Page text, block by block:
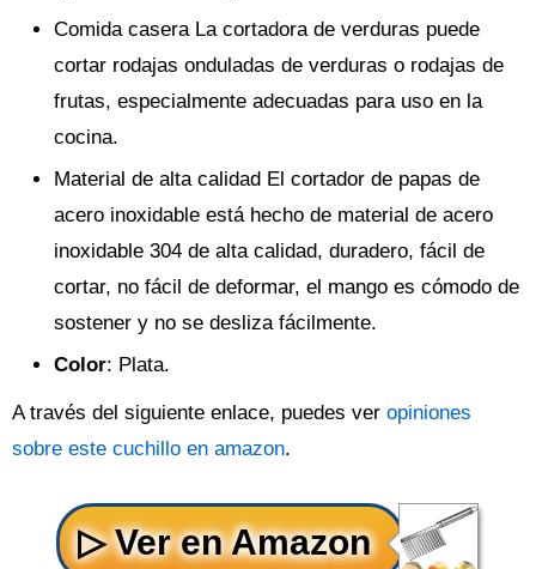
Comida casera La cortadora de verduras puede
cortar rodajas onduladas de verduras o rodajas de
frutas, especialmente adecuadas para uso en la
cocina.
Material de alta calidad El cortador de papas de
acero inoxidable está hecho de material de acero
inoxidable 304 de alta calidad, duradero, fácil de
cortar, no fácil de deformar, el mango es cómodo de
sostener y no se desliza fácilmente.
Color: Plata.
A través del siguiente enlace, puedes ver opiniones
sobre este cuchillo en amazon.